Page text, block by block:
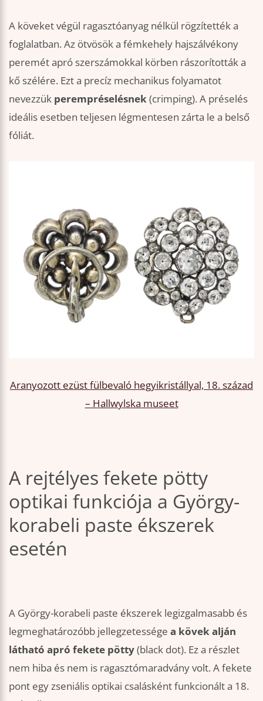
A köveket végül ragasztóanyag nélkül rögzítették a
foglalatban. Az ötvösök a fémkehely hajszálvékony
peremét apró szerszámokkal körben rászorították a
kő szélére. Ezt a precíz mechanikus folyamatot
nevezzük perempréselésnek (crimping). A préselés
ideális esetben teljesen légmentesen zárta le a belső
fóliát.
Aranyozott ezüst fülbevaló hegyikristállyal, 18. század
– Hallwylska museet
A rejtélyes fekete pötty
optikai funkciója a György-
korabeli paste ékszerek
esetén
A György-korabeli paste ékszerek legizgalmasabb és
legmeghatározóbb jellegzetessége a kövek alján
látható apró fekete pötty(black dot). Ez a részlet
nem hiba és nem is ragasztómaradvány volt. A fekete
pont egy zseniális optikai csalásként funkcionált a 18.